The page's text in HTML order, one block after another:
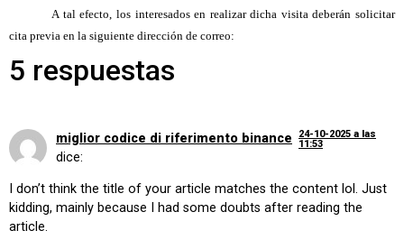
A tal efecto, los interesados en realizar dicha visita deberán solicitar
cita previa en la siguiente dirección de correo:
5 respuestas
miglior codice di riferimento binance
dice:
24-10-2025 a las
11:53
I don’t think the title of your article matches the content lol. Just
kidding, mainly because I had some doubts after reading the
article.